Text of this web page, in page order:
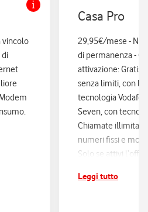
vincolo
di
Casa Pro
29,95€/mese -
di permanenza -
attivazione: Gratis.
senza limiti, con la
tecnologia
Seven, con
Chiamate illimitate
numeri fissi e
Solo se attivi
sconti ed
Leggi tutto